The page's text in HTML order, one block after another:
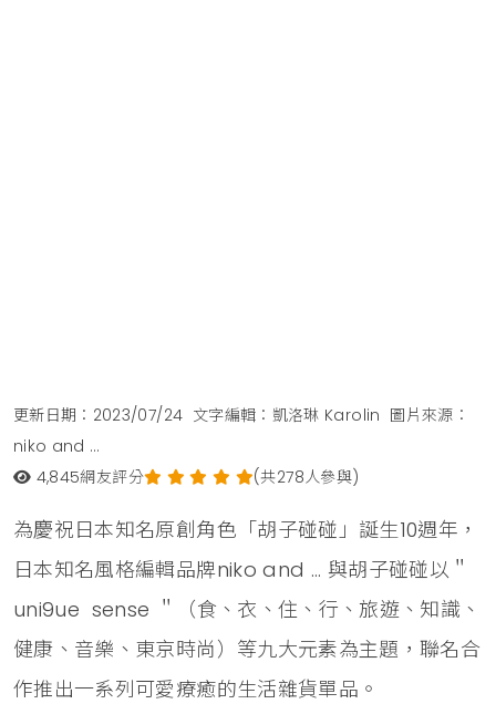
更新日期：2023/07/24 文字編輯：凱洛琳 Karolin 圖片來源：
niko and …
4,845網友評分 (共278人參與)
為慶祝日本知名原創角色「胡子碰碰」誕生10週年，
日本知名風格編輯品牌niko and ... 與胡子碰碰以＂
uni9ue sense ＂（食、衣、住、行、旅遊、知識、
健康、音樂、東京時尚）等九大元素為主題，聯名合
作推出一系列可愛療癒的生活雜貨單品。